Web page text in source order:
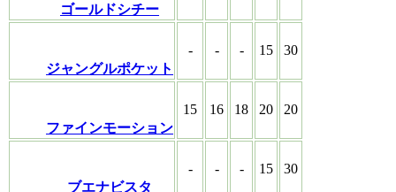
ゴールドシチー
ジャングルポケット
- - - 15 30
ファインモーション
15 16 18 20 20
ブエナビスタ
- - - 15 30